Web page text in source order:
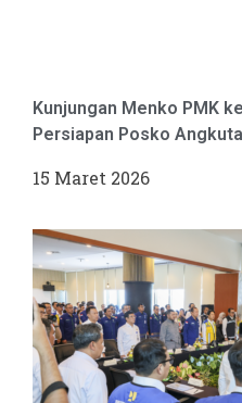
Kunjungan Menko PMK
Persiapan Posko
15 Maret 2026